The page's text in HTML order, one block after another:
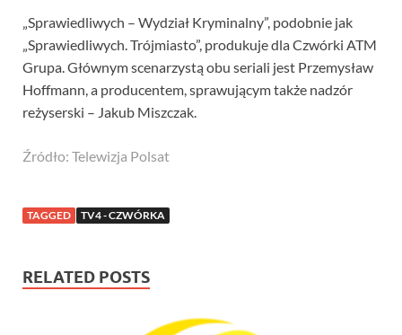
„Sprawiedliwych – Wydział Kryminalny”, podobnie jak
„Sprawiedliwych. Trójmiasto”, produkuje dla Czwórki ATM
Grupa. Głównym scenarzystą obu seriali jest Przemysław
Hoffmann, a producentem, sprawującym także nadzór
reżyserski – Jakub Miszczak.
Źródło: Telewizja Polsat
TAGGED TV4 - CZWÓRKA
RELATED POSTS